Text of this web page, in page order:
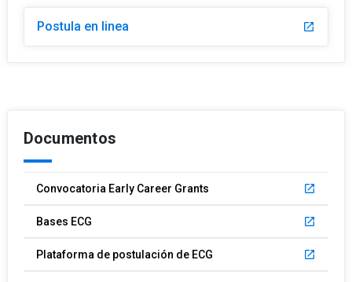
Postula en linea launch
Documentos
Convocatoria Early Career Grants launch
Bases ECG launch
Plataforma de postulación de ECG launch